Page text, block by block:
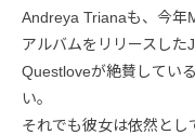
Andreya Trianaも、今年
アルバムをリリースし
Questloveが絶賛してい
い。
それでも彼女は依然と